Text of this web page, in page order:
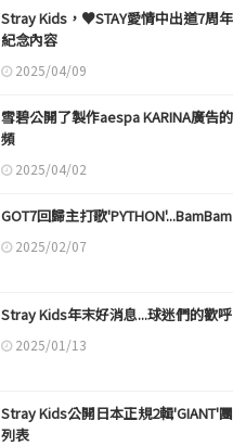
Stray Kids，♥STAY愛情中出道7周
紀念內容
2025/04/09
雪碧公開了製作aespa KARINA廣告
頻
2025/04/02
GOT7回歸主打歌
2025/02/07
Stray Kids年末好消息...球迷們的歡呼
2025/01/13
Stray Kids公開日本正規2輯'GIANT'
列表